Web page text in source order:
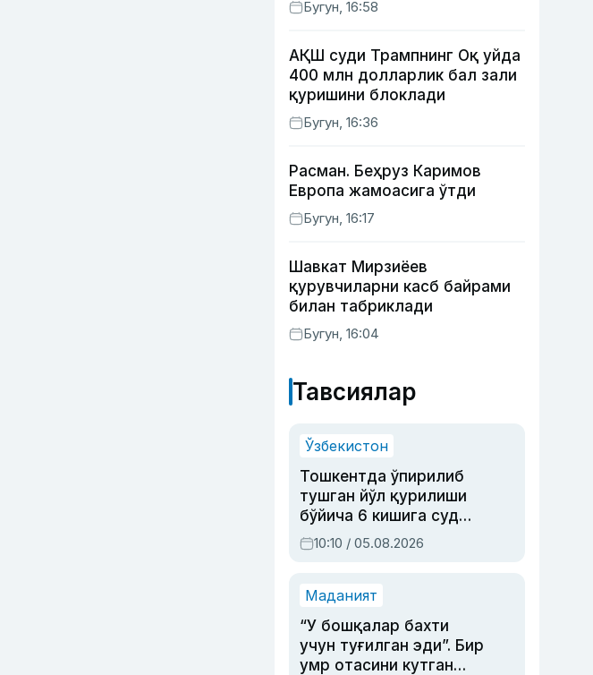
Бугун, 16:58
АҚШ суди Трампнинг Оқ уйда
400 млн долларлик бал зали
қуришини блоклади
Бугун, 16:36
Расман. Беҳруз Каримов
Европа жамоасига ўтди
Бугун, 16:17
Шавкат Мирзиёев
қурувчиларни касб байрами
билан табриклади
Бугун, 16:04
Тавсиялар
Ўзбекистон
Тошкентда ўпирилиб
тушган йўл қурилиши
бўйича 6 кишига суд
ҳукми ўқилди
10:10 / 05.08.2026
Маданият
“У бошқалар бахти
учун туғилган эди”. Бир
умр отасини кутган